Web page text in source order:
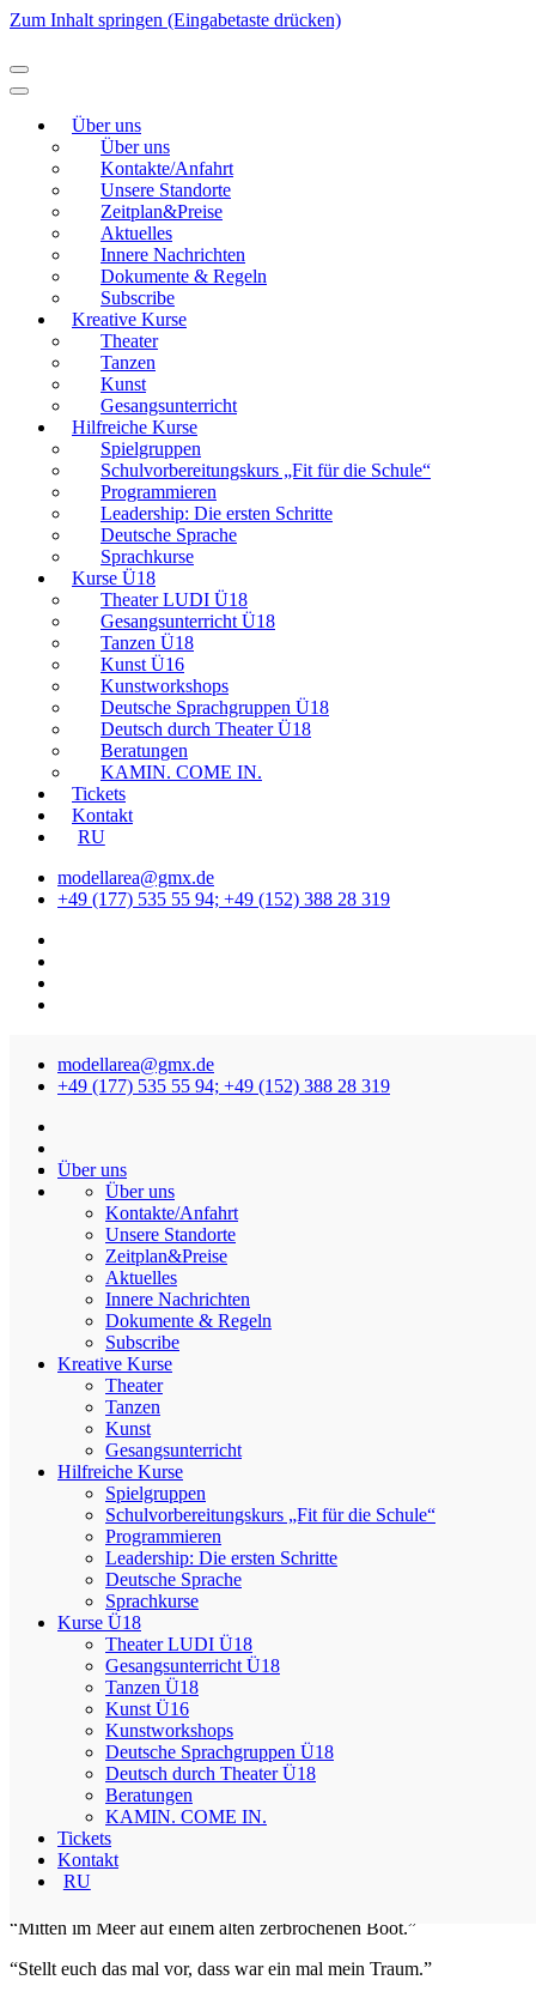
Zum Inhalt springen (Eingabetaste drücken)
Über uns
Über uns
Kontakte/Anfahrt
Unsere Standorte
Zeitplan&Preise
Aktuelles
Innere Nachrichten
Dokumente & Regeln
Subscribe
Kreative Kurse
Theater
Tanzen
Kunst
Gesangsunterricht
Hilfreiche Kurse
Spielgruppen
Schulvorbereitungskurs „Fit für die Schule“
Programmieren
Leadership: Die ersten Schritte
Deutsche Sprache
Sprachkurse
Kurse Ü18
Theater LUDI Ü18
Gesangsunterricht Ü18
Tanzen Ü18
Kunst Ü16
Kunstworkshops
Deutsche Sprachgruppen Ü18
Deutsch durch Theater Ü18
Beratungen
KAMIN. COME IN.
Tickets
Kontakt
RU
modellarea@gmx.de
+49 (177) 535 55 94; +49 (152) 388 28 319
modellarea@gmx.de
+49 (177) 535 55 94; +49 (152) 388 28 319
Modellierton
Über uns
Über uns
Kontakte/Anfahrt
Unsere Standorte
Zeitplan&Preise
Aktuelles
Innere Nachrichten
Dokumente & Regeln
Subscribe
Kreative Kurse
Theater
Tanzen
Kunst
Gesangsunterricht
Hilfreiche Kurse
Spielgruppen
Schulvorbereitungskurs „Fit für die Schule“
Programmieren
Leadership: Die ersten Schritte
Deutsche Sprache
Sprachkurse
Kurse Ü18
Theater LUDI Ü18
Gesangsunterricht Ü18
Tanzen Ü18
Kunst Ü16
Kunstworkshops
Deutsche Sprachgruppen Ü18
Deutsch durch Theater Ü18
Beratungen
KAMIN. COME IN.
Tickets
Kontakt
RU
Die Geschichten, die von Kindern aus der
Gruppe “Kreatives Schreiben”
geschrieben wurden.
adminAm12.08.2023
Die Geschichten, die von Kindern aus der Gruppe “
Schreiben” geschrieben wurden.
Februar – Juli 2023.
Die Geschichten von Camilla R.K. 9J.
Heute hat Papuga Zeit.
Papuga sitzt auf einem Ast.
Unter dem Ast sind 5 schöne Blumen.
Er hat eine wunderschöne Blume gepflückt.
“So ein schöner Tag”sagte Papuga und saß weiter auf dem Ast.
Der fröhliche Papagei flog erst abends wieder langsam nach hause
Gedanken
“Regen”
“Mitten im Meer auf einem alten zerbrochenen Boot.”
“Stellt euch das mal vor, dass war ein mal mein Traum.”